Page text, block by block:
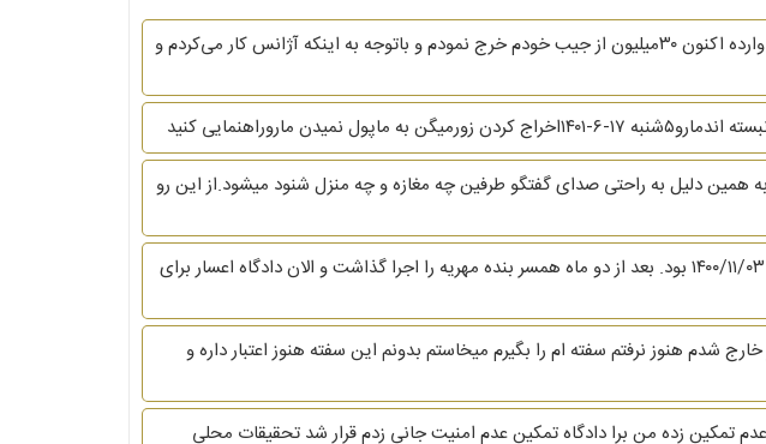
سلام تصادفی که اکنون طرف مقابل مقصر شناخته شد و بیمه ۲۰میلیون استفاده نمودم اما خسارت وارده اکنون ۳۰میلیون از جیب خودم خرج نمودم و باتوجه به اینکه آژانس کار می‌کردم و
همین دلیل به راحتی صدای گفتگو طرفین چه مغازه و چه منزل شنود میشود.از این رو
سلام. وقتتان به خیر. بنده در دوران عقد هستم و هنوز زندگی مشترک را آغار نکردم. تاریخ عقد بنده ۱۴۰۰/۱۱/۰۳ بود. بعد از دو ماه همسر بنده مهریه را اجرا گذاشت و الان دادگاه اعسار برای
محل کار خارج شدم هنوز نرفتم سفته ام را بگیرم میخاستم بدونم این سفته هنوز اعتبار داره و
عدم تمکین زده من برا دادگاه تمکین عدم امنیت جانی زدم قرار شد تحقیقات محلی